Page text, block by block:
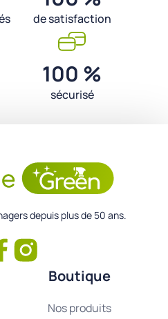
de satisfaction
100 %
sécurisé
depuis plus de 50 ans.
Boutique
Nos produits